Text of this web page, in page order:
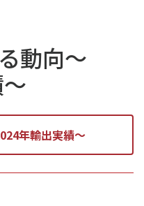
動向～
年輸出実績～